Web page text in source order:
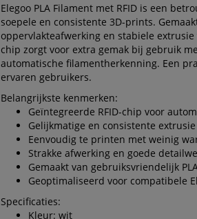
Elegoo PLA Filament met RFID is een
soepele en consistente 3D-prints.
oppervlakteafwerking en stabiele
chip zorgt voor extra gemak bij gebruik
automatische filamentherkenning. Een
ervaren gebruikers.
Belangrijkste kenmerken:
Geïntegreerde RFID-chip voor
Gelijkmatige en consistente extrusie
Eenvoudig te printen met weinig
Strakke afwerking en goede
Gemaakt van gebruiksvriendelijk
Geoptimaliseerd voor compatibele
Specificaties:
Kleur: wit